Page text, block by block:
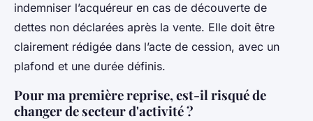
indemniser l’acquéreur en cas de découverte de
dettes non déclarées après la vente. Elle doit être
clairement rédigée dans l’acte de cession, avec un
plafond et une durée définis.
Pour ma première reprise, est-il risqué de
changer de secteur d'activité ?